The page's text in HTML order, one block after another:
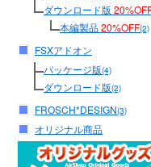
ダウンロード版
本編製品20%OFF(2)
FSXアドオン
パッケージ版(4)
ダウンロード版(2)
FROSCH*DESIGN(3)
オリジナル商品